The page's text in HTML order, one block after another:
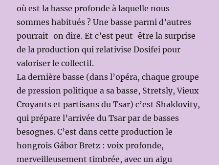
où est la basse profonde à laquelle nous
sommes habitués ? Une basse parmi d’autres
pourrait-on dire. Et c’est peut-être la surprise
de la production qui relativise Dosifei pour
valoriser le collectif.
La dernière basse (dans l’opéra, chaque groupe
de pression politique a sa basse, Stretsly, Vieux
Croyants et partisans du Tsar) c’est Shaklovity,
qui prépare l’arrivée du Tsar par de basses
besognes. C’est dans cette production le
hongrois Gábor Bretz : voix profonde,
merveilleusement timbrée, avec un aigu